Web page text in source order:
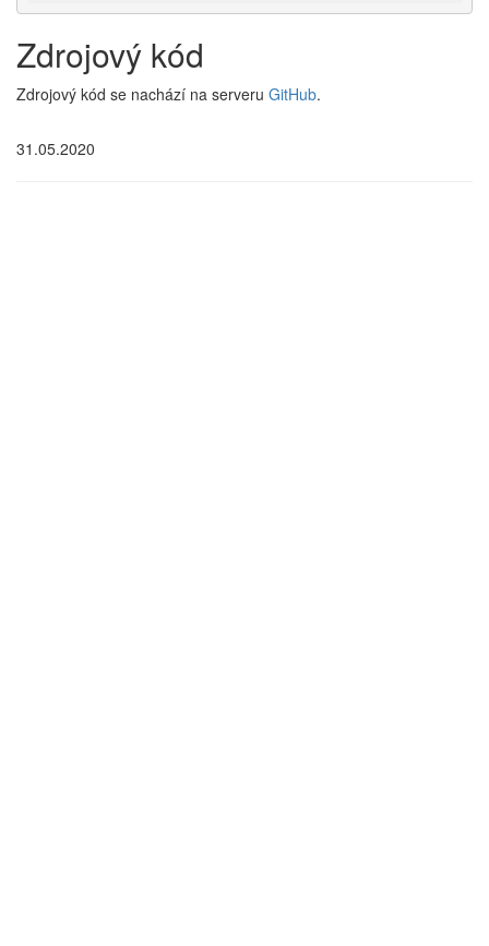
Zdrojový kód
Zdrojový kód se nachází na serveru GitHub.
31.05.2020